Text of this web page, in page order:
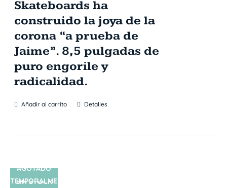
Skateboards ha
construido la joya de la
corona “a prueba de
Jaime”. 8,5 pulgadas de
puro engorile y
radicalidad.
Añadir al carrito Detalles
SIN STOCK
AGOTADO
TEMPORALME